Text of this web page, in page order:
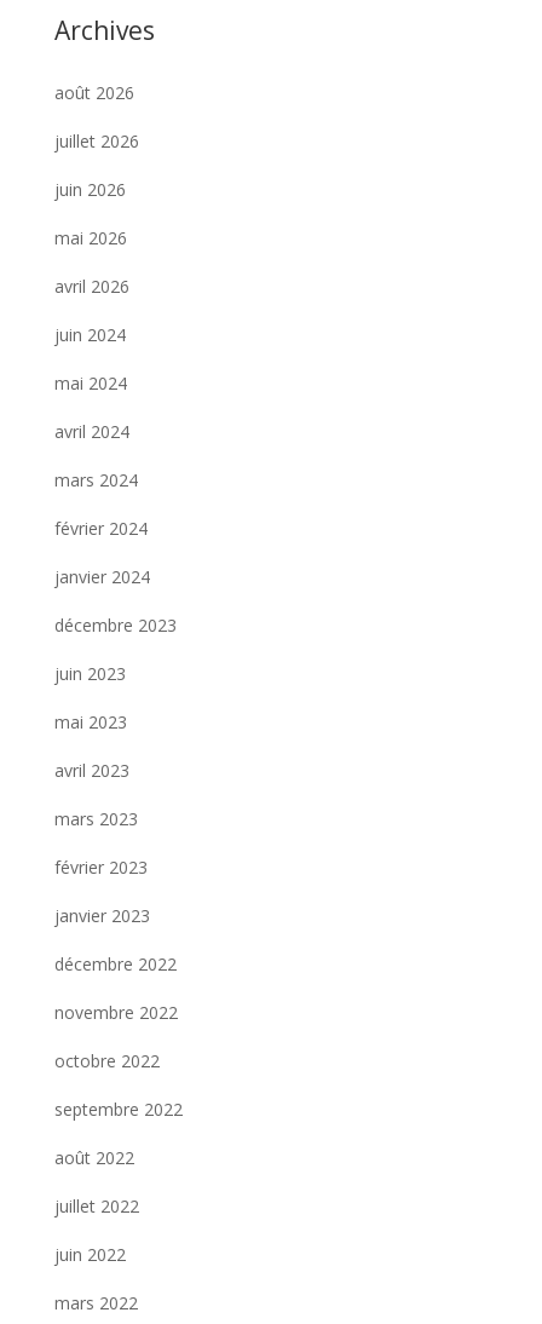
Archives
août 2026
juillet 2026
juin 2026
mai 2026
avril 2026
juin 2024
mai 2024
avril 2024
mars 2024
février 2024
janvier 2024
décembre 2023
juin 2023
mai 2023
avril 2023
mars 2023
février 2023
janvier 2023
décembre 2022
novembre 2022
octobre 2022
septembre 2022
août 2022
juillet 2022
juin 2022
mars 2022